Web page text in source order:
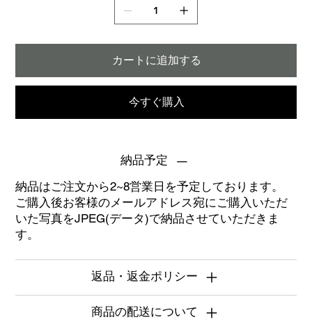
カートに追加する
今すぐ購入
納品予定
納品はご注文から2~8営業日を予定しております。
ご購入後お客様のメールアドレス宛にご購入いただ
いた写真をJPEG(データ)で納品させていただきま
す。
返品・返金ポリシー
商品の配送について